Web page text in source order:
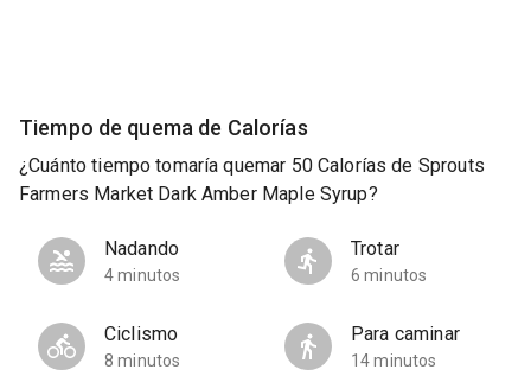
Tiempo de quema de Calorías
¿Cuánto tiempo tomaría quemar 50 Calorías de Sprouts
Farmers Market Dark Amber Maple Syrup?
Nadando
4 minutos
Trotar
6 minutos
Ciclismo
8 minutos
Para caminar
14 minutos